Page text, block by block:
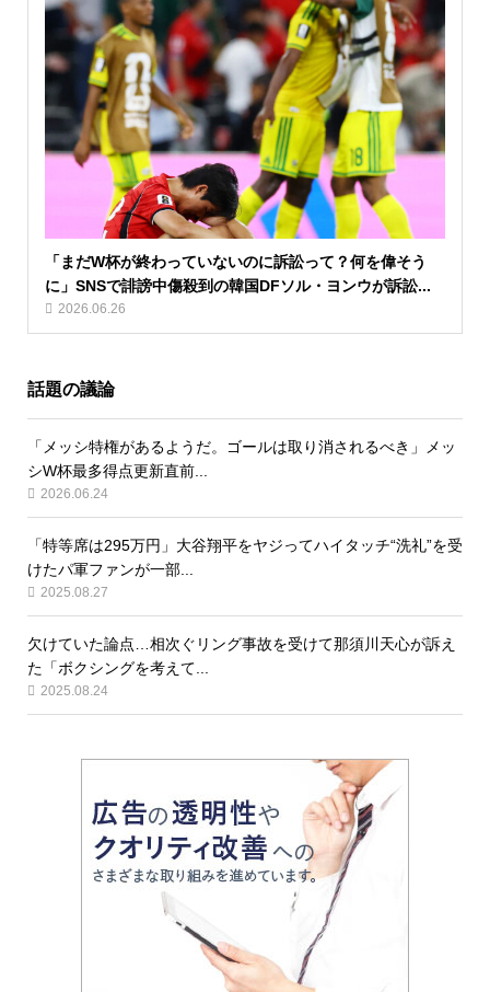
「まだW杯が終わっていないのに訴訟って？何を偉そう
に」SNSで誹謗中傷殺到の韓国DFソル・ヨンウが訴訟...
2026.06.26
話題の議論
「メッシ特権があるようだ。ゴールは取り消されるべき」メッ
シW杯最多得点更新直前...
2026.06.24
「特等席は295万円」大谷翔平をヤジってハイタッチ“洗礼”を受
けたパ軍ファンが一部...
2025.08.27
欠けていた論点…相次ぐリング事故を受けて那須川天心が訴え
た「ボクシングを考えて...
2025.08.24